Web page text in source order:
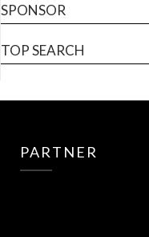
SPONSOR
TOP SEARCH
PARTNER